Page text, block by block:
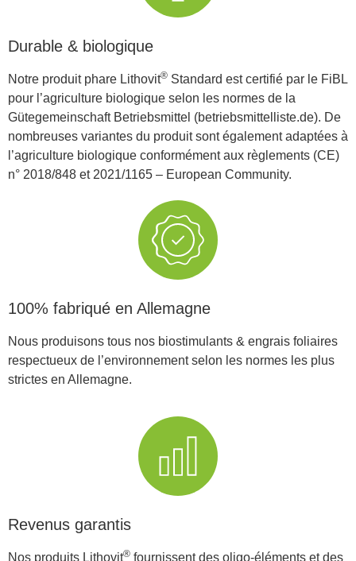
Durable & biologique
Notre produit phare Lithovit® Standard est certifié par le FiBL
pour l’agriculture biologique selon les normes de la
Gütegemeinschaft Betriebsmittel (betriebsmittelliste.de). De
nombreuses variantes du produit sont également adaptées à
l’agriculture biologique conformément aux règlements (CE)
n° 2018/848 et 2021/1165 – European Community.
100% fabriqué en Allemagne
Nous produisons tous nos biostimulants & engrais foliaires
respectueux de l’environnement selon les normes les plus
strictes en Allemagne.
Revenus garantis
Nos produits Lithovit® fournissent des oligo-éléments et des